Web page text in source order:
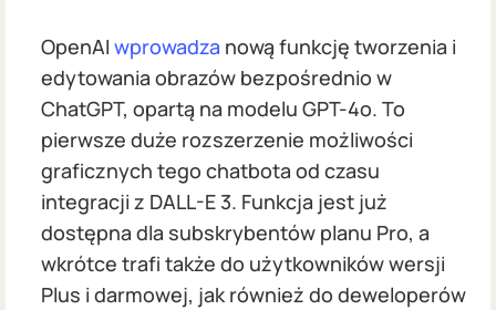
OpenAI wprowadza nową funkcję tworzenia i
edytowania obrazów bezpośrednio w
ChatGPT, opartą na modelu GPT-4o. To
pierwsze duże rozszerzenie możliwości
graficznych tego chatbota od czasu
integracji z DALL-E 3. Funkcja jest już
dostępna dla subskrybentów planu Pro, a
wkrótce trafi także do użytkowników wersji
Plus i darmowej, jak również do deweloperów